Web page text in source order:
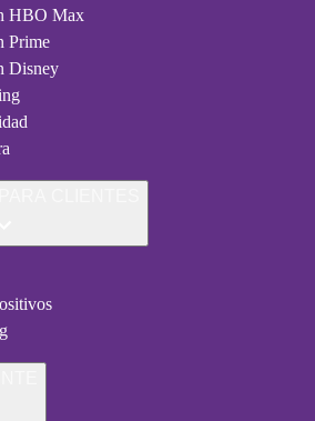
HBO Max
Prime
Disney